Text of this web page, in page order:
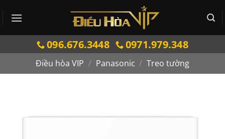
qua
096.676.3448 0971.979.348
Điều hòa VIP / Panasonic / Treo tường